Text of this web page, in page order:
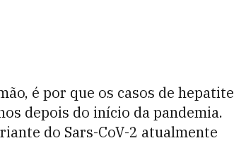
é por que os casos de hepatite
depois do início da pandemia.
do Sars-CoV-2 atualmente